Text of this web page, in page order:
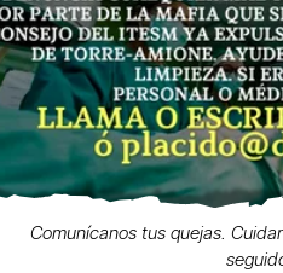
Comunícanos tus quejas.